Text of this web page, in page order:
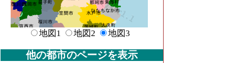
地図1 地図2 地図3
他の都市のページを表示